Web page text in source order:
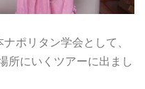
ポリタン学会として、
所にいくツアーに出まし